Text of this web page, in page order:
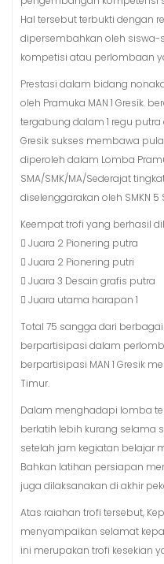
Hal tersebut terbukti dengan
dipersembahkan oleh siswa-
kompetisi atau perlombaan
Prestasi dalam bidang
oleh Pramuka MAN 1 Gresik.
tergabung dalam 1 regu putra
Gresik sukses membawa
diperoleh dalam Lomba
SMA/SMK/MA/Sederajat
diselenggarakan oleh SMKN
Keempat trofi yang berhasil
 Juara 2 Pionering putra
 Juara 2 Pionering putri
 Juara 3 Desain grafis putra
 Juara utama harapan 1
Total 75 sangga dari
berpartisipasi dalam
berpartisipasi MAN 1 Gresik
Timur.
Dalam menghadapi lomba
berlatih lebih kurang selama
setelah jam kegiatan belajar
Bahkan latihan persiapan
juga dilaksanakan di akhir
Atas raiahan trofi tersebut,
menyampaikan selamat
ini merupakan trofi kesekian